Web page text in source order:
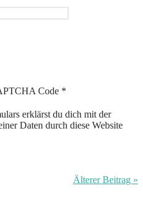
Code *
erklärst du dich mit der
Daten durch diese Website
Älterer Beitrag »